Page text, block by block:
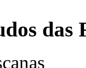
das